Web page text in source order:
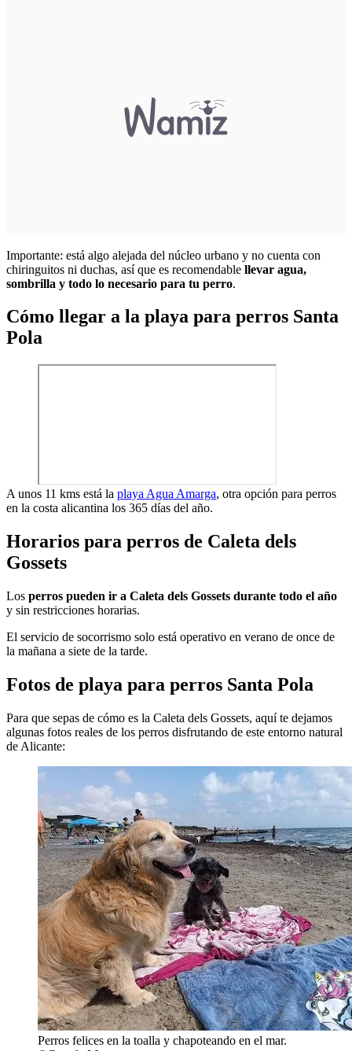
Importante: está algo alejada del núcleo urbano y no cuenta con
chiringuitos ni duchas, así que es recomendable llevar agua,
sombrilla y todo lo necesario para tu perro.
Cómo llegar a la playa para perros Santa
Pola
A unos 11 kms está la playa Agua Amarga, otra opción para perros
en la costa alicantina los 365 días del año.
Horarios para perros de Caleta dels
Gossets
Los perros pueden ir a Caleta dels Gossets durante todo el año
y sin restricciones horarias.
El servicio de socorrismo solo está operativo en verano de once de
la mañana a siete de la tarde.
Fotos de playa para perros Santa Pola
Para que sepas de cómo es la Caleta dels Gossets, aquí te dejamos
algunas fotos reales de los perros disfrutando de este entorno natural
de Alicante:
Perros felices en la toalla y chapoteando en el mar.